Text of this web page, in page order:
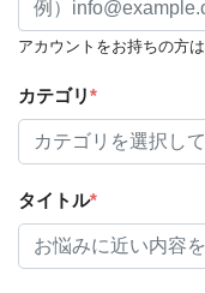
アカウントをお持ちの方は
カテゴリ*
タイトル*